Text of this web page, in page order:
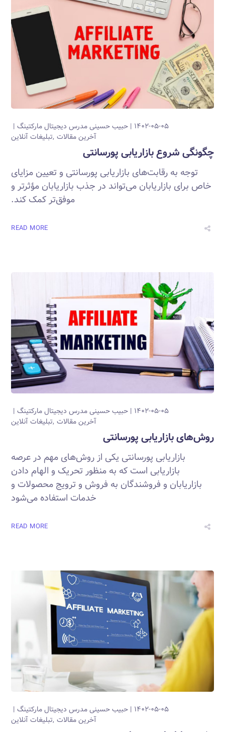
۱۴۰۲-۰۵-۰۵ حبیب حسینیمدرس دیجیتال مارکتینگ
آخرین مقالات تبلیغات آنلاین
چگونگی شروع بازاریابی پورسانتی
توجه به رقابت‌های بازاریابی پورسانتی و تعیین مزایای
خاص برای بازاریابان می‌تواند در جذب بازاریابان مؤثرتر و
موفق‌تر کمک کند.
READ MORE
۱۴۰۲-۰۵-۰۵ حبیب حسینیمدرس دیجیتال مارکتینگ
آخرین مقالات تبلیغات آنلاین
روش‌های بازاریابی پورسانتی
بازاریابی پورسانتی یکی از روش‌های مهم در عرصه
بازاریابی است که به منظور تحریک و الهام دادن
بازاریابان و فروشندگان به فروش و ترویج محصولات و
خدمات استفاده می‌شود
READ MORE
۱۴۰۲-۰۵-۰۵ حبیب حسینیمدرس دیجیتال مارکتینگ
آخرین مقالات تبلیغات آنلاین